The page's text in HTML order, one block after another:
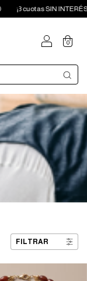
¡3 cuotas SIN INTERÉS!
0
FILTRAR